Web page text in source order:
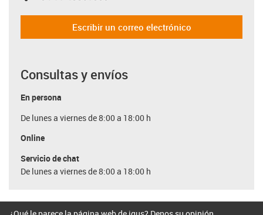
Escribir un correo electrónico
Consultas y envíos
En persona
De lunes a viernes de 8:00 a 18:00 h
Online
Servicio de chat
De lunes a viernes de 8:00 a 18:00 h